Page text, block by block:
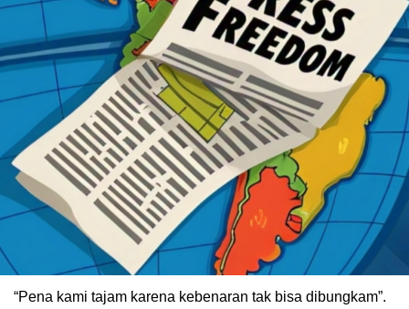
“Pena kami tajam karena kebenaran tak bisa dibungkam”.